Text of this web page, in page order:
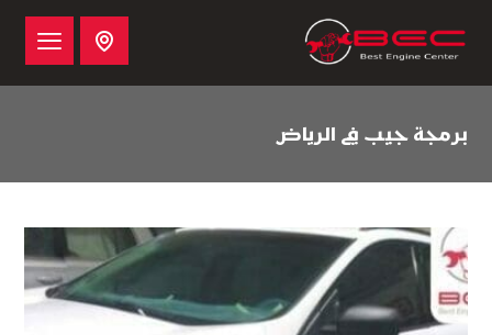
برمجة جيب في الرياض